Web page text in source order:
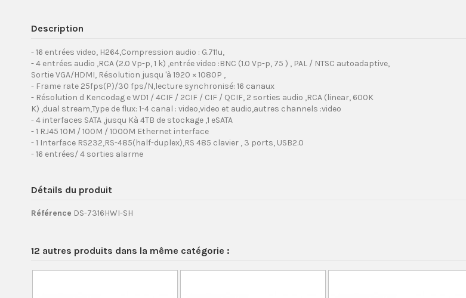
Description
- 16 entrées video, H264,Compression audio : G.711u,
- 4 entrées audio ,RCA (2.0 Vp-p, 1 k) ,entrée video :BNC (1.0 Vp-p, 75 ) , PAL / NTSC autoadaptive,
Sortie VGA/HDMI, Résolution jusqu 'à 1920 × 1080P ,
- Frame rate 25fps(P)/30 fps/N,lecture synchronisé: 16 canaux
- Résolution d Kencodag e WD1 / 4CIF / 2CIF / CIF / QCIF, 2 sorties audio ,RCA (linear, 600K
K) ,dual stream,Type de flux: 1-4 canal : video,video et audio,autres channels :video
- 4 interfaces SATA ,jusqu Kà 4TB de stockage ,1 eSATA
- 1 RJ45 10M / 100M / 1000M Ethernet interface
- 1 Interface RS232,RS-485(half-duplex),RS 485 clavier , 3 ports, USB2.0
- 16 entrées/ 4 sorties alarme
Détails du produit
Référence DS-7316HWI-SH
12 autres produits dans la même catégorie :